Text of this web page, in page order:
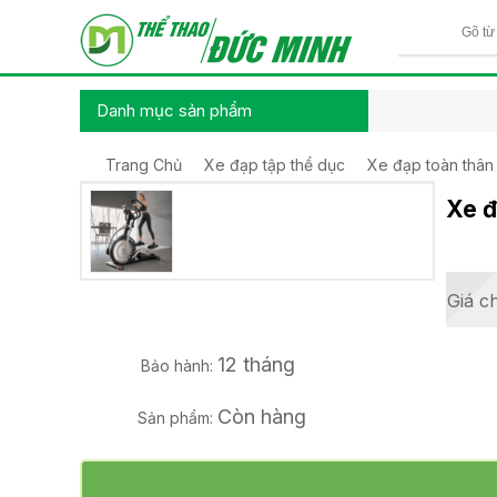
Danh mục sản phẩm
Trang Chủ Xe đạp tập thể dục
Xe đạp toàn thân
Xe
Giá
Bảo hành: 12 tháng
Sản phẩm: Còn hàng